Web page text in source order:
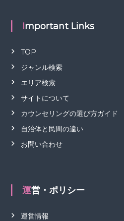
Important Links
TOP
ジャンル検索
エリア検索
サイトについて
カウンセリングの選び方ガイド
自治体と民間の違い
お問い合わせ
運営・ポリシー
運営情報